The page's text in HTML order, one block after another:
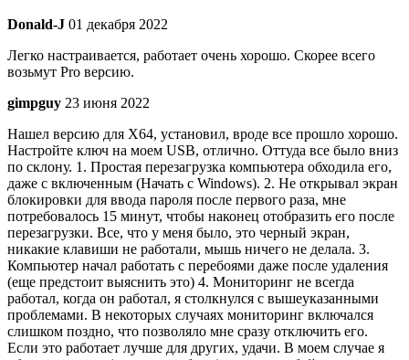
Donald-J 01 декабря 2022
Легко настраивается, работает очень хорошо. Скорее всего
возьмут Pro версию.
gimpguy 23 июня 2022
Нашел версию для X64, установил, вроде все прошло хорошо.
Настройте ключ на моем USB, отлично. Оттуда все было вниз
по склону. 1. Простая перезагрузка компьютера обходила его,
даже с включенным (Начать с Windows). 2. Не открывал экран
блокировки для ввода пароля после первого раза, мне
потребовалось 15 минут, чтобы наконец отобразить его после
перезагрузки. Все, что у меня было, это черный экран,
никакие клавиши не работали, мышь ничего не делала. 3.
Компьютер начал работать с перебоями даже после удаления
(еще предстоит выяснить это) 4. Мониторинг не всегда
работал, когда он работал, я столкнулся с вышеуказанными
проблемами. В некоторых случаях мониторинг включался
слишком поздно, что позволяло мне сразу отключить его.
Если это работает лучше для других, удачи. В моем случае я